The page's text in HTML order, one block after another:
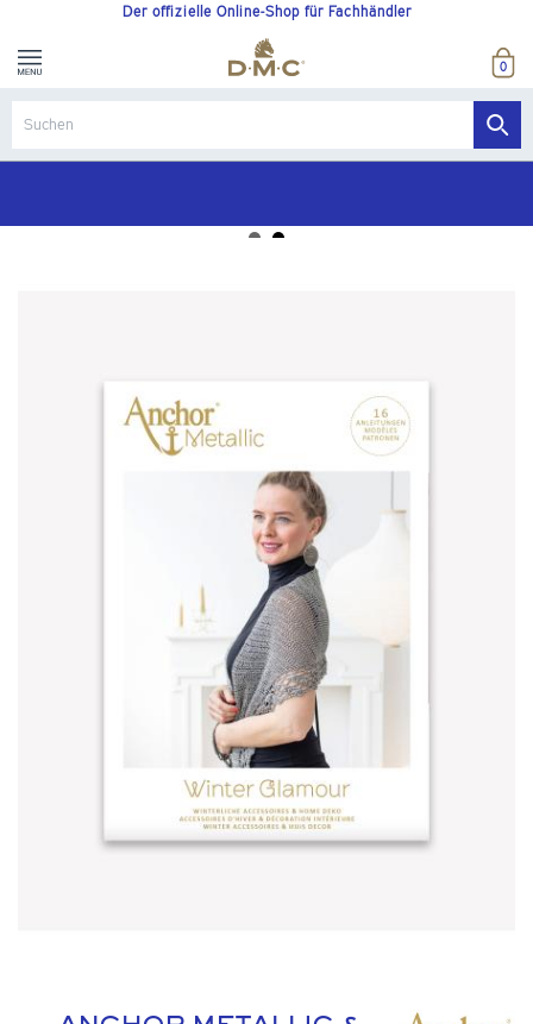
Der offizielle Online-Shop für Fachhändler
0